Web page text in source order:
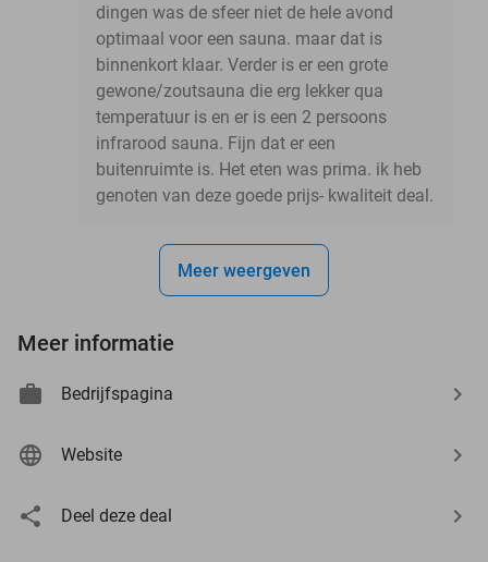
dingen was de sfeer niet de hele avond
optimaal voor een sauna. maar dat is
binnenkort klaar. Verder is er een grote
gewone/zoutsauna die erg lekker qua
temperatuur is en er is een 2 persoons
infrarood sauna. Fijn dat er een
buitenruimte is. Het eten was prima. ik heb
genoten van deze goede prijs- kwaliteit deal.
Meer weergeven
Meer informatie
Bedrijfspagina
Website
Deel deze deal